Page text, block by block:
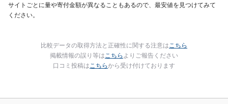
サイトごとに量や寄付金額が異なることもあるので、最安値を見つけてみて
ください。
比較データの取得方法と正確性に関する注意はこちら
掲載情報の誤り等はこちらよりご報告ください
口コミ投稿はこちらから受け付けております